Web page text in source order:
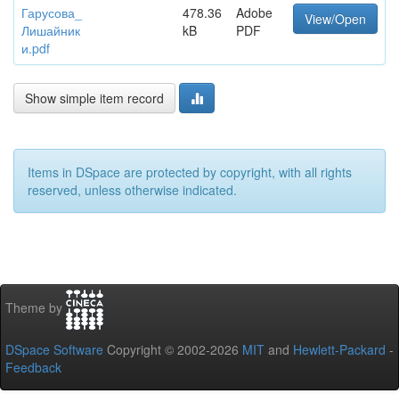
Гарусова_
Лишайник
и.pdf
478.36
kB
Adobe
PDF
View/Open
Show simple item record
Items in DSpace are protected by copyright, with all rights
reserved, unless otherwise indicated.
Theme by
DSpace Software Copyright © 2002-2026 MIT and Hewlett-Packard -
Feedback